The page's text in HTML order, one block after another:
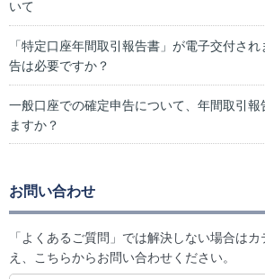
いて
「特定口座年間取引報告書」が電子交付さ
告は必要ですか？
一般口座での確定申告について、年間取引報
ますか？
お問い合わせ
「よくあるご質問」では解決しない場合は
え、こちらからお問い合わせください。